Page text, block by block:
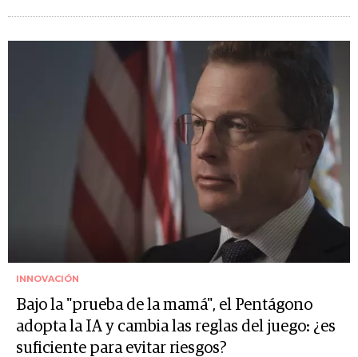
INNOVACIÓN
Bajo la "prueba de la mamá", el Pentágono
adopta la IA y cambia las reglas del juego: ¿es
suficiente para evitar riesgos?